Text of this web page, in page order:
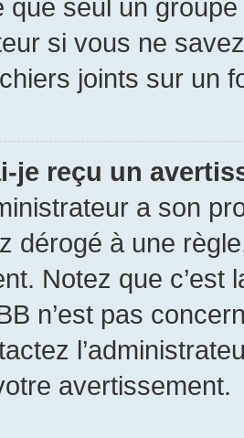
que seul un
si vous ne
joints sur un
je reçu un
a son
dérogé à une
Notez que c’est
n’est pas
avertissement.